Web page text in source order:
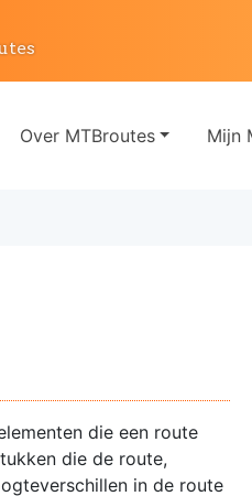
Over MTBroutes Mijn
die een route
die de route,
in de route